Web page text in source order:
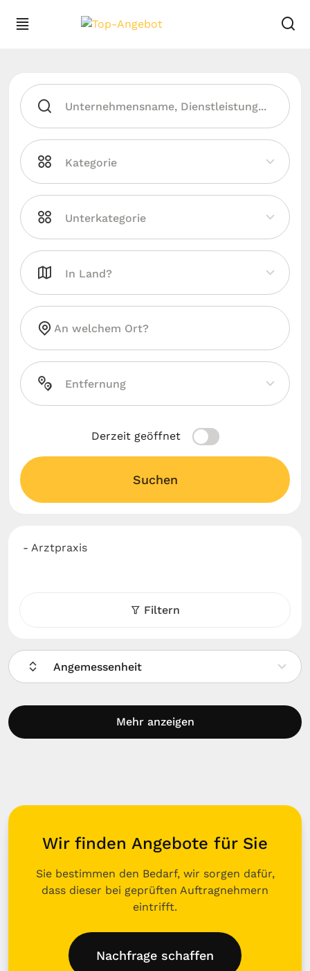
Derzeit geöffnet
Suchen
- Arztpraxis
Filtern
Angemessenheit
Mehr anzeigen
Wir finden Angebote für Sie
Sie bestimmen den Bedarf, wir sorgen dafür,
dass dieser bei geprüften Auftragnehmern
eintrifft.
Nachfrage schaffen